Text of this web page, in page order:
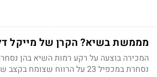
מממשת בשיא? הקרן של מייקל דל מכרה
נסחרת במכפיל 23 על הרווח שצומח בקצב שנתי ממוצע של כ-3.7% בחמש השנים האחרונות